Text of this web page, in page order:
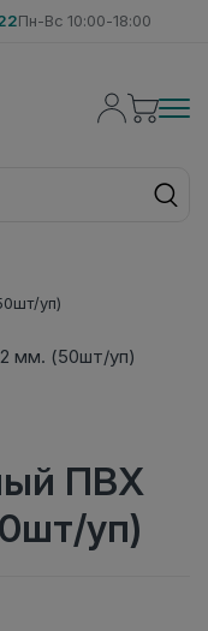
Пн-Вс 10:00-18:00
уп)
ПВХ
уп)